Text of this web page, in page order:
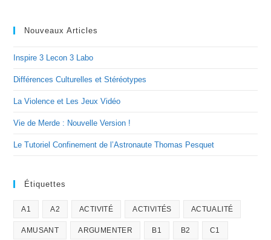
Nouveaux Articles
Inspire 3 Lecon 3 Labo
Différences Culturelles et Stéréotypes
La Violence et Les Jeux Vidéo
Vie de Merde : Nouvelle Version !
Le Tutoriel Confinement de l’Astronaute Thomas Pesquet
Étiquettes
A1 A2 ACTIVITÉ ACTIVITÉS ACTUALITÉ
AMUSANT ARGUMENTER B1 B2 C1